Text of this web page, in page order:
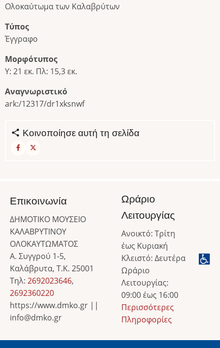
Ολοκαύτωμα των Καλαβρύτων
Τύπος
Έγγραφο
Μορφότυπος
Υ: 21 εκ. Πλ: 15,3 εκ.
Αναγνωριστικό
ark:/12317/dr1xksnwf
Κοινοποίησε αυτή τη σελίδα
Επικοινωνία
ΔΗΜΟΤΙΚΟ ΜΟΥΣΕΙΟ
ΚΑΛΑΒΡΥΤΙΝΟΥ
ΟΛΟΚΑΥΤΩΜΑΤΟΣ
Α. Συγγρού 1-5,
Καλάβρυτα, Τ.Κ. 25001
Τηλ: 2692023646,
2692360220
https://www.dmko.gr ||
info@dmko.gr
Ωράριο
Λειτουργίας
Ανοικτό: Τρίτη
έως Κυριακή
Κλειστό: Δευτέρα
Ωράριο
Λειτουργίας:
09:00 έως 16:00
Περισσότερες
Πληροφορίες